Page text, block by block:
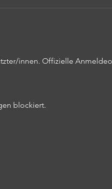
innen. Offizielle
blockiert.